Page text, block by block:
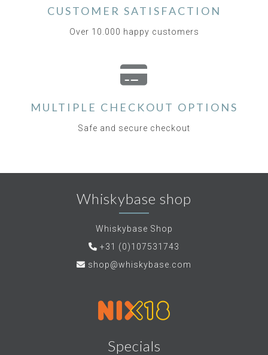
CUSTOMER SATISFACTION
Over 10.000 happy customers
MULTIPLE CHECKOUT OPTIONS
Safe and secure checkout
Whiskybase shop
Whiskybase Shop
+31 (0)107531743
shop@whiskybase.com
Specials